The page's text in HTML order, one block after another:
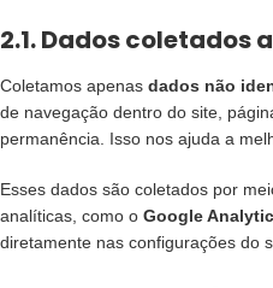
2.1. Dados
Coletamos apenas dados não
de navegação dentro do site,
permanência. Isso nos ajuda a
Esses dados são coletados por
analíticas, como o Google
diretamente nas configurações do